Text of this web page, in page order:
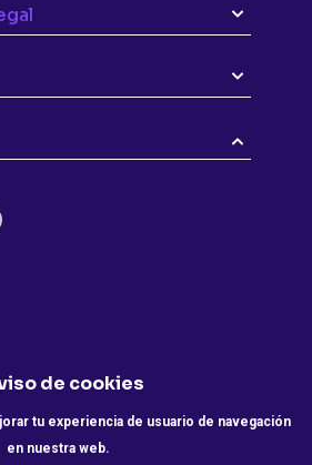
de cookies
tu experiencia de usuario de navegación
en nuestra web.